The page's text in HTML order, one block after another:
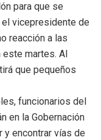
para que se
el vicepresidente de
reacción a las
martes. Al
que pequeños
funcionarios del
en la Gobernación
y encontrar vías de